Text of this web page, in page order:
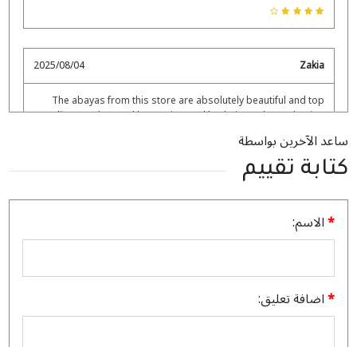
ساعد الآخرين بواسطة
كتابة تقييم
الاسم:
اضافة تعليق:
Zakia
2025/08/04
The abayas from this store are absolutely beautiful and top
quality. I’ve shopped here twice, and both times the packaging
was perfect and the delivery was right on time.